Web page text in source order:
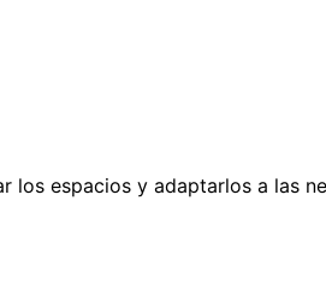
espacios y adaptarlos a las